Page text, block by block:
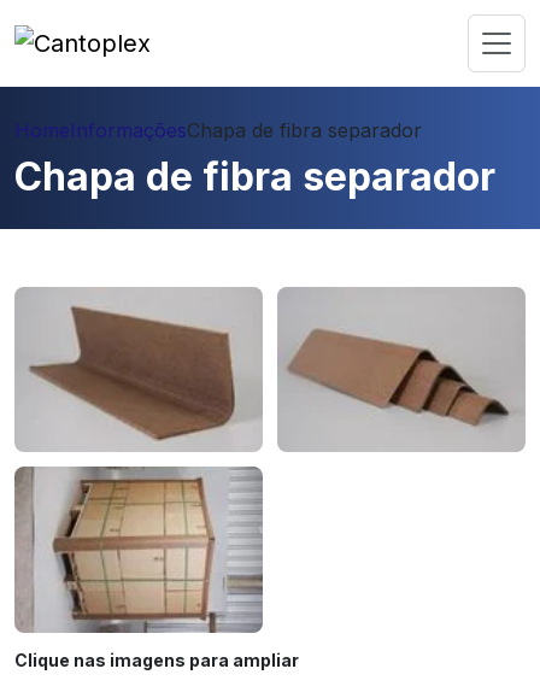
HomeInformaçõesChapa de fibra separador
Chapa de fibra separador
Clique nas imagens para ampliar